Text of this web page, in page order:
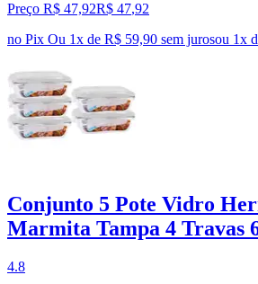
Preço R$ 47,92R$ 47,92
no Pix Ou 1x de R$ 59,90 sem jurosou 1x
Conjunto 5 Pote Vidro
Marmita Tampa 4 Travas
4.8